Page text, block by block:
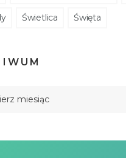
Świetlica Święta